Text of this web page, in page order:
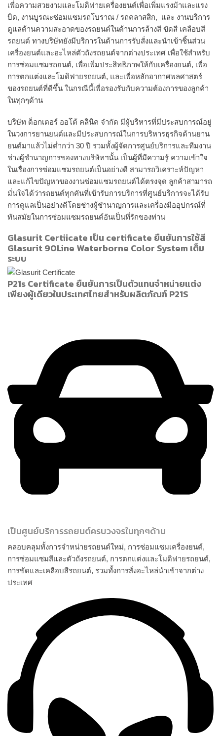
เพื่อความสวยงามและโมดิฟายเครื่องยนต์เพื่อเพิ่มแรงม้าและแรง
บิด, งานบูรณะซ่อมแซมรถโบราณ / รถคลาสสิก, และ งานบริการ
ดูแลด้านความสะอาดของรถยนต์ในด้านการล้างสี ขัดสี เคลือบสี
รถยนต์ ทางบริษัทยังมีบริการในด้านการรับสั่งและนำเข้าชิ้นส่วน
เครื่องยนต์และอะไหล่ตัวถังรถยนต์จากต่างประเทศ เพื่อใช้สำหรับ
การซ่อมแซมรถยนต์, เพื่อเพิ่มประสิทธิภาพให้กับเครื่องยนต์, เพื่อ
การตกแต่งและโมดิฟายรถยนต์, และเพื่อหลักอากาศพลศาสตร์
ของรถยนต์ที่ดีขึ้น ในกรณีนี้เพื่อรองรับกับความต้องการของลูกค้า
ในทุกๆด้าน
บริษัท ด็อกเตอร์ ออโต้ คลินิค จำกัด มีผู้บริหารที่มีประสบการณ์อยู่
ในวงการยานยนต์และมีประสบการณ์ในการบริหารธุรกิจด้านยาน
ยนต์มาแล้วไม่ต่ำกว่า 30 ปี รวมทั้งผู้จัดการศูนย์บริการและทีมงาน
ช่างผู้ชำนาญการของทางบริษัทฯนั้น เป็นผู้ที่มีความรู้ ความเข้าใจ
ในเรื่องการซ่อมแซมรถยนต์เป็นอย่างดี สามารถวิเคราะห์ปัญหา
และแก้ไขปัญหาของงานซ่อมแซมรถยนต์ได้ตรงจุด ลูกค้าสามารถ
มั่นใจได้ว่ารถยนต์ทุกคันที่เข้ารับการบริการที่ศูนย์บริการจะได้รับ
การดูแลเป็นอย่างดีโดยช่างผู้ชำนาญการและเครื่องมืออุปกรณ์ที่
ทันสมัยในการซ่อมแซมรถยนต์อันเป็นที่รักของท่าน
Glasurit Certiicate เป็น certificate ยืนยันการใช้สี
Glasurit 90Line Waterborne Color System เต็ม
ระบบ
P21s Certificate ยืนยันการเป็นตัวแทนจำหน่ายแต่ง
เพียงผู้เดียวในประเทศไทยสำหรับผลิตภัณฑ์ P21S
เป็นศูนย์บริการรถยนต์ครบวงจรในทุกๆด้าน
คลอบคลุมทั้งการจำหน่ายรถยนต์ใหม่, การซ่อมแซมเครื่องยนต์,
การซ่อมแซมสีและตัวถังรถยนต์, การตกแต่งและโมดิฟายรถยนต์,
การขัดและเคลือบสีรถยนต์, รวมทั้งการสั่งอะไหล่นำเข้าจากต่าง
ประเทศ